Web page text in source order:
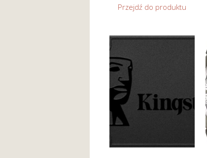
Przejdź do produktu